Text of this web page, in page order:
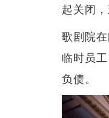
起关闭
歌剧院
临时员
负债。